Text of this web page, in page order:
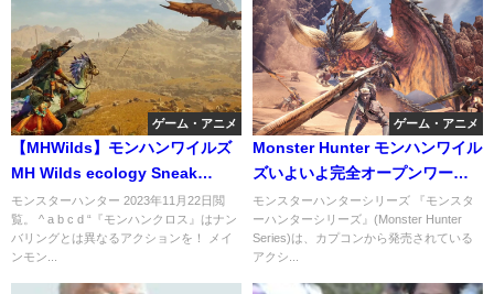
ゲーム・アニメ
【MHWilds】モンハンワイルズ
MH Wilds ecology Sneak
Peek! 👀
モンスターハンター 2023年11月22日閲
覧。 ^ a b c d “『モンハンクロス』はナン
バリングとは異なるアクションを！ メイ
ンモン...
ゲーム・アニメ
Monster Hunter モンハンワイル
ズいよいよ完全オープンワール
ドか。
モンスターハンターシリーズ 『モンスタ
ーハンターシリーズ』(Monster Hunter
Series)は、カプコンから発売されている
アクシ...